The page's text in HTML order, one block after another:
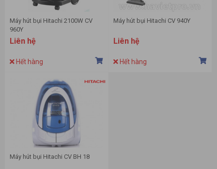
Máy hút bụi Hitachi 2100W CV
960Y
Liên hệ
Hết hàng
Máy hút bụi Hitachi CV 940Y
Liên hệ
Hết hàng
Máy hút bụi Hitachi CV BH 18